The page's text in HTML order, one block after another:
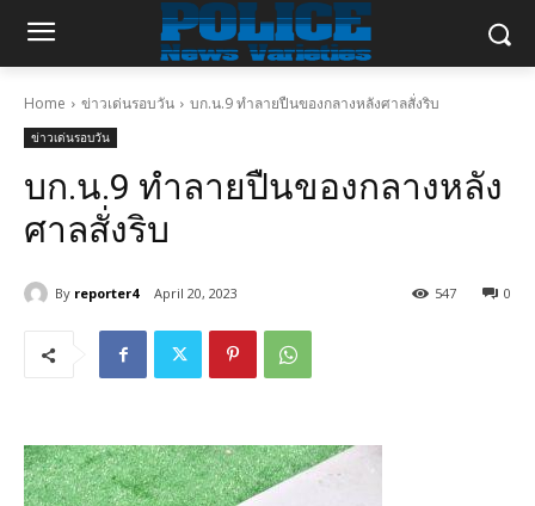
Home ข่าวเด่นรอบวัน บก.น.9 ทำลายปืนของกลางหลังศาลสั่งริบ
ข่าวเด่นรอบวัน
บก.น.9 ทำลายปืนของกลางหลัง
ศาลสั่งริบ
By reporter4 April 20, 2023 0
547